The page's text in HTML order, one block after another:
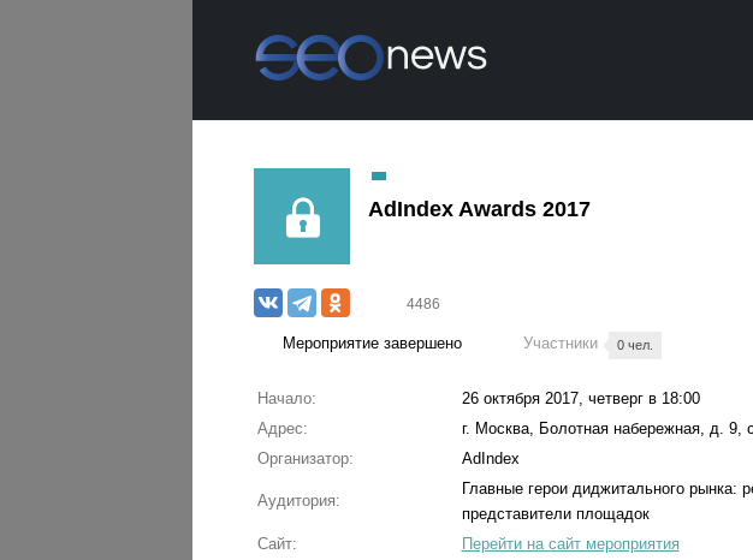
AdIndex Awards 2017
4486
Мероприятие завершено Участники 0 чел.
Начало:
26 октября 2017, четверг в 18:00
Адрес:
г. Москва, Болотная набережная, д. 9,
Организатор:
AdIndex
Аудитория:
Главные герои диджитального рынка:
представители площадок
Сайт:
Перейти на сайт мероприятия